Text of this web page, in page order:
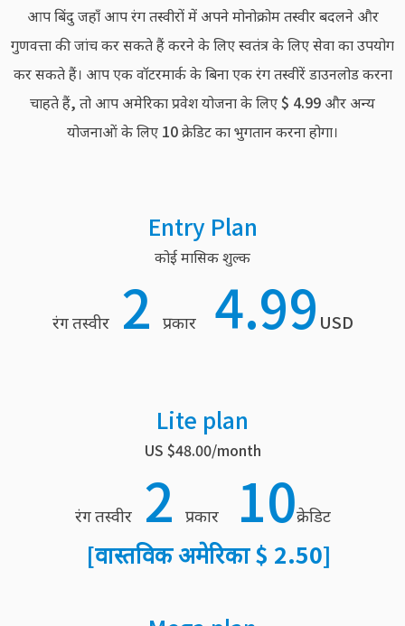
आप बिंदु जहाँ आप रंग तस्वीरों में अपने मोनोक्रोम तस्वीर बदलने और
गुणवत्ता की जांच कर सकते हैं करने के लिए स्वतंत्र के लिए सेवा का उपयोग
कर सकते हैं। आप एक वॉटरमार्क के बिना एक रंग तस्वीरें डाउनलोड करना
चाहते हैं, तो आप अमेरिका प्रवेश योजना के लिए $ 4.99 और अन्य
योजनाओं के लिए 10 क्रेडिट का भुगतान करना होगा।
Entry Plan
कोई मासिक शुल्क
रंग तस्वीर2 प्रकार 4.99 USD
Lite plan
US $48.00/month
रंग तस्वीर2 प्रकार 10क्रेडिट
[वास्तविक अमेरिका $ 2.50]